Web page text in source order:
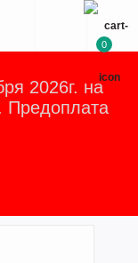
2026г. на
Предоплата
0